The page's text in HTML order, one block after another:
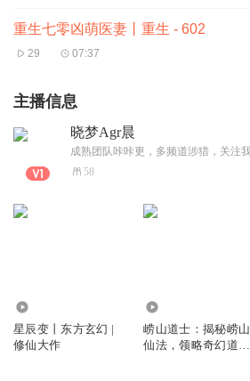
重生七零凶萌医妻丨重生 - 602
29 07:37
主播信息
晓梦Agr晨
58
星辰变丨东方玄幻 |
修仙大作
崂山道士：揭秘崂山
仙法，领略奇幻道术